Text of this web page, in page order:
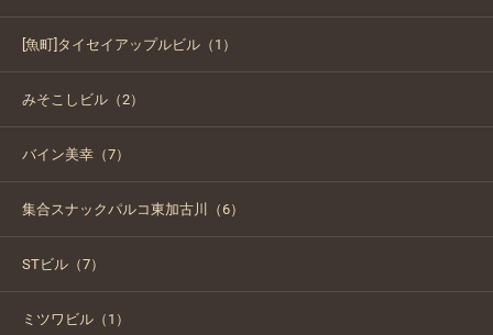
[魚町]タイセイアップルビル（1）
みそこしビル（2）
バイン美幸（7）
集合スナックパルコ東加古川（6）
STビル（7）
ミツワビル（1）